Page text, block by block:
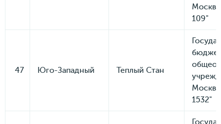
109"
47 Юго-Западный Теплый Стан
1532"